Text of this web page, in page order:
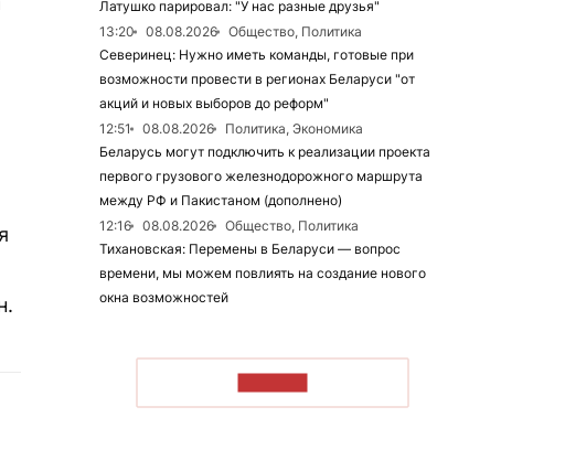
Латушко парировал: "У нас разные друзья"
13:20
08.08.2026
Общество, Политика
Северинец: Нужно иметь команды, готовые при
возможности провести в регионах Беларуси "от
акций и новых выборов до реформ"
12:51
08.08.2026
Политика, Экономика
Беларусь могут подключить к реализации проекта
первого грузового железнодорожного маршрута
между РФ и Пакистаном (дополнено)
12:16
08.08.2026
Общество, Политика
Тихановская: Перемены в Беларуси — вопрос
времени, мы можем повлиять на создание нового
окна возможностей